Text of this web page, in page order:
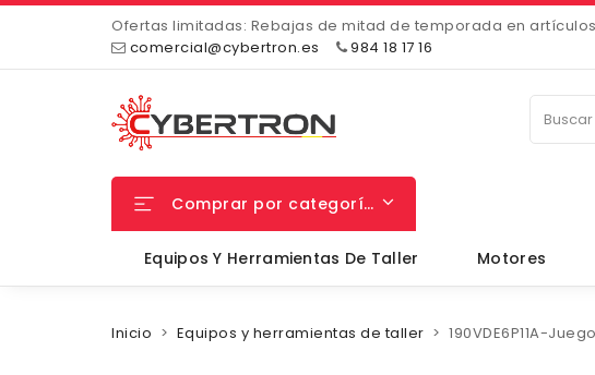
Ofertas limitadas: Rebajas de mitad de temporada en
comercial@cybertron.es
984 18 17 16
Comprar por categorías
Equipos Y Herramientas De Taller Motores
Inicio Equipos y herramientas de taller 190VDE6P11A-